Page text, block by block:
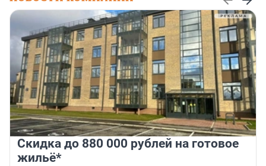
Скидка до 880 000 рублей на готовое
жильё*